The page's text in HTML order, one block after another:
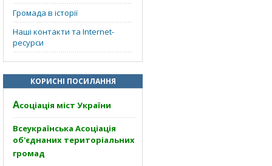
Громада в історії
Наші контакти та Internet-
ресурси
КОРИСНІ ПОСИЛАННЯ
Асоціація міст України
Всеукраїнська Асоціація
об'єднаних територіальних
громад